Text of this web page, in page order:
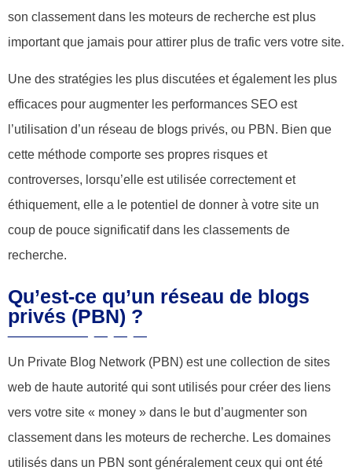
son classement dans les moteurs de recherche est plus
important que jamais pour attirer plus de trafic vers votre site.
Une des stratégies les plus discutées et également les plus
efficaces pour augmenter les performances SEO est
l’utilisation d’un réseau de blogs privés, ou PBN. Bien que
cette méthode comporte ses propres risques et
controverses, lorsqu’elle est utilisée correctement et
éthiquement, elle a le potentiel de donner à votre site un
coup de pouce significatif dans les classements de
recherche.
Qu’est-ce qu’un réseau de blogs
privés (PBN) ?
Un Private Blog Network (PBN) est une collection de sites
web de haute autorité qui sont utilisés pour créer des liens
vers votre site « money » dans le but d’augmenter son
classement dans les moteurs de recherche. Les domaines
utilisés dans un PBN sont généralement ceux qui ont été